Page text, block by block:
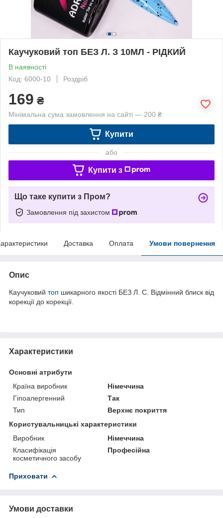
Каучуковий топ БЕЗ Л. З 10МЛ - РІДКИЙ
В наявності
Код: 6000-10
Роздріб
169 ₴
Мінімальна сума замовлення на сайті — 200 ₴
Купити
або
Купити з
Що таке купити з Пром?
Замовлення під захистом
Доставка Оплата Умови повернення
Опис
Каучуковий топ шикарного якості БЕЗ Л. С. Відмінний блиск від
корекції до корекції.
Характеристики
Основні атрибути
Країна виробник
Німеччина
Гіпоалергенний
Так
Тип
Верхнє покриття
Користувальницькі характеристики
Виробник
Німеччина
Класифікація
косметичного засобу
Професійна
Приховати
Умови доставки